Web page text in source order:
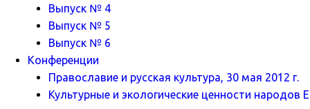
Выпуск № 4
Выпуск № 5
Выпуск № 6
Конференции
Православие и русская культура, 30 мая 2012 г.
Культурные и экологические ценности народов